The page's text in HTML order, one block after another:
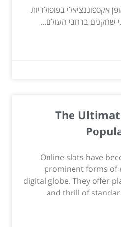
אקספוננציאלי בפופולריות
שחקנים ברחבי העולם...
The
Online slots have
prominent forms of
digital globe. They offer
and thrill of